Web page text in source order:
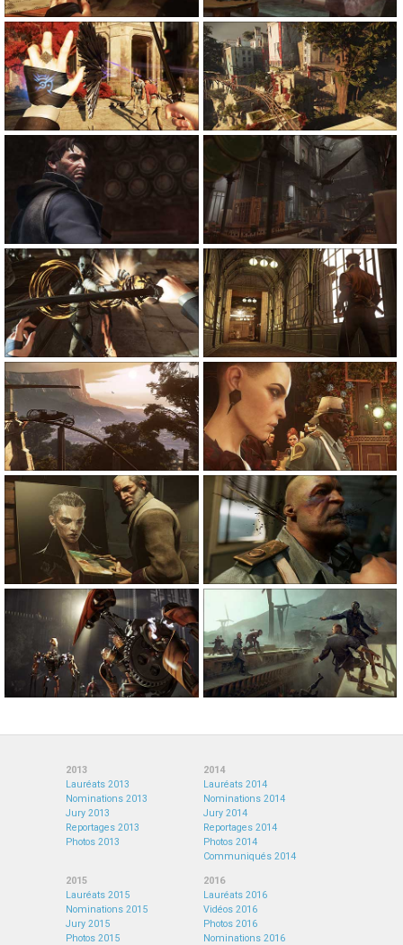
2013
Lauréats 2013
Nominations 2013
Jury 2013
Reportages 2013
Photos 2013
2014
Lauréats 2014
Nominations 2014
Jury 2014
Reportages 2014
Photos 2014
Communiqués 2014
2015
Lauréats 2015
Nominations 2015
Jury 2015
Photos 2015
2016
Lauréats 2016
Vidéos 2016
Photos 2016
Nominations 2016